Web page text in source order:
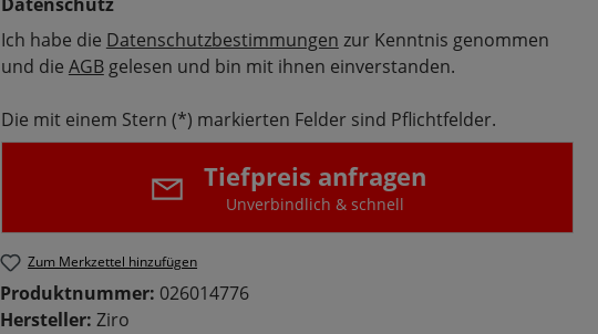
Ich habe die Datenschutzbestimmungen zur Kenntnis genommen
und die AGBgelesen und bin mit ihnen einverstanden.
Die mit einem Stern (*) markierten Felder sind Pflichtfelder.
Tiefpreis anfragen
Unverbindlich & schnell
Zum Merkzettel hinzufügen
Produktnummer: 026014776
Hersteller: Ziro